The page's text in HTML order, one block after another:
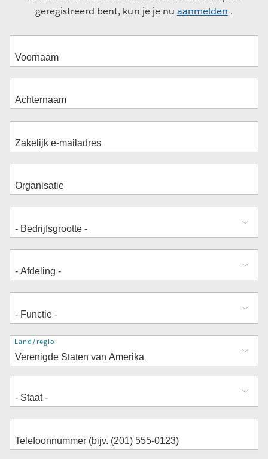
geregistreerd bent, kun je je nu aanmelden .
Adres
Land/regio